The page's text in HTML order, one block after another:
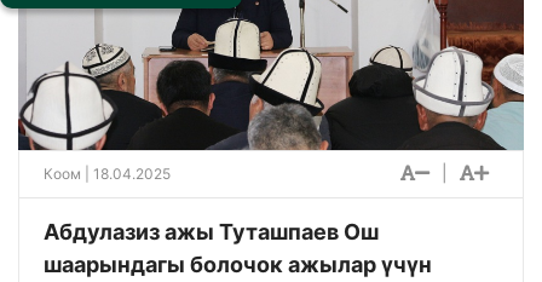
Коом | 18.04.2025
Абдулазиз ажы Туташпаев Ош
шаарындагы болочок ажылар үчүн